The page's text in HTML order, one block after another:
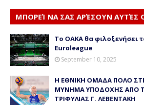
ΜΠΟΡΕΊ ΝΑ ΣΑΣ ΑΡΈΣΟΥΝ ΑΥΤΈΣ
Το ΟΑΚΑ θα φιλοξενήσει
Euroleague
September 10, 2025
Η ΕΘΝΙΚΗ ΟΜΑΔΑ ΠΟΛΟ
ΜΥΝΗΜΑ ΥΠΟΔΟΧΗΣ ΑΠΟ
ΤΡΙΦΥΛΙΑΣ Γ. ΛΕΒΕΝΤΑΚΗ